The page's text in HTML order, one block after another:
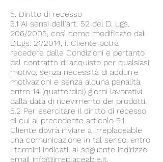
5. Diritto di recesso
5.1 Ai sensi dell'art. 52 del D. Lgs.
206/2005, così come modificato dal
D.Lgs. 21/2014, il Cliente potrà
recedere dalle Condizioni e pertanto
dal contratto di acquisto per qualsiasi
motivo, senza necessità di addurre
motivazioni e senza alcuna penalità,
entro 14 (quattordici) giorni lavorativi
dalla data di ricevimento dei prodotti.
5.2 Per esercitare il diritto di recesso
di cui al precedente articolo 5.1,
Cliente dovrà inviare a Irreplaceable
una comunicazione in tal senso, entro
i termini indicati, al seguente indirizzo
email info@irreplaceable.it.